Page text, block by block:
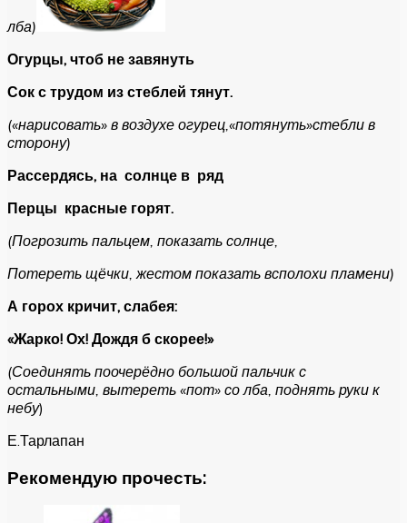
лба)
Огурцы, чтоб не завянуть
Сок с трудом из стеблей тянут.
(«нарисовать» в воздухе огурец,«потянуть»стебли в
сторону)
Рассердясь, на солнце в ряд
Перцы красные горят.
(Погрозить пальцем, показать солнце,
Потереть щёчки, жестом показать всполохи пламени)
А горох кричит, слабея:
«Жарко! Ох! Дождя б скорее!»
(Соединять поочерёдно большой пальчик с
остальными, вытереть «пот» со лба, поднять руки к
небу)
Е.Тарлапан
Рекомендую прочесть: